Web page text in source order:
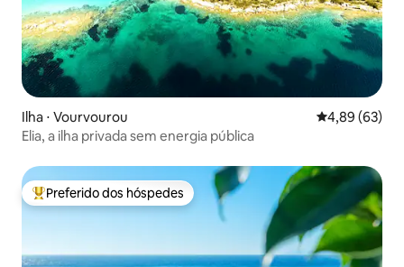
Ilha ⋅ Vourvourou 4,89 de uma
4,89 (63)
Elia, a ilha privada sem energia pública
Entre os melhores preferidos dos hóspedes
Preferido dos hóspedes